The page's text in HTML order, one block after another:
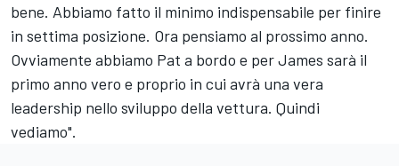
bene. Abbiamo fatto il minimo indispensabile per finire
in settima posizione. Ora pensiamo al prossimo anno.
Ovviamente abbiamo Pat a bordo e per James sarà il
primo anno vero e proprio in cui avrà una vera
leadership nello sviluppo della vettura. Quindi
vediamo".